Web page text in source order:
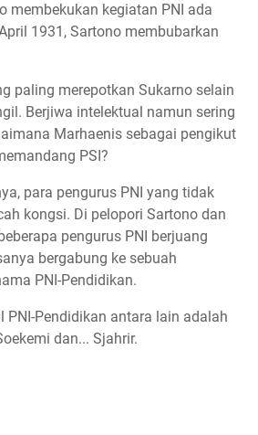
membekukan kegiatan PNI ada
1931, Sartono membubarkan
paling merepotkan Sukarno selain
Berjiwa intelektual namun sering
Marhaenis sebagai pengikut
PSI?
para pengurus PNI yang tidak
kongsi. Di pelopori Sartono dan
pengurus PNI berjuang
bergabung ke sebuah
PNI-Pendidikan.
PNI-Pendidikan antara lain adalah
dan... Sjahrir.